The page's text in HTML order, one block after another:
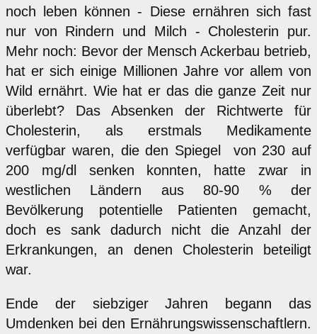
noch leben können - Diese ernähren sich fast
nur von Rindern und Milch - Cholesterin pur.
Mehr noch: Bevor der Mensch Ackerbau betrieb,
hat er sich einige Millionen Jahre vor allem von
Wild ernährt. Wie hat er das die ganze Zeit nur
überlebt? Das Absenken der Richtwerte für
Cholesterin, als erstmals Medikamente
verfügbar waren, die den Spiegel von 230 auf
200 mg/dl senken konnten, hatte zwar in
westlichen Ländern aus 80-90 % der
Bevölkerung potentielle Patienten gemacht,
doch es sank dadurch nicht die Anzahl der
Erkrankungen, an denen Cholesterin beteiligt
war.
Ende der siebziger Jahren begann das
Umdenken bei den Ernährungswissenschaftlern.